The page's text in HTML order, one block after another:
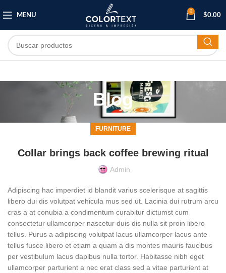
MENU
0
$0.00
Blog
FURNITURE
Collar brings back coffee brewing ritual
Admin
Adipiscing hac imperdiet id blandit varius scelerisque at sagittis
libero dui dis volutpat vehicula mus sed ut. Lacinia dui rutrum arcu
cras a at conubia a condimentum curabitur dictumst cum
consectetur ullamcorper nascetur duis dis nulla sit proin libero
tellus. Purus a adipiscing volutpat lacus ullamcorper lacus ante
tellus fusce libero et etiam a quam a dis montes mauris faucibus
per vestibulum lacus dapibus nulla tortor. Habitasse nibh eget
ullamcorper parturient a nec erat class sed a vitae parturient at